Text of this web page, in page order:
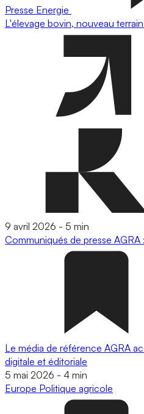
Presse Energie
L'élevage bovin, nouveau
9 avril 2026 - 5 min
Communiqués de presse AGRA
Le média de référence AGRA
digitale et éditoriale
5 mai 2026 - 4 min
Europe Politique agricole